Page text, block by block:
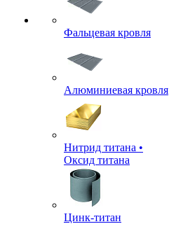
Фальцевая кровля
Алюминиевая кровля
Нитрид титана •
Оксид титана
Цинк-титан